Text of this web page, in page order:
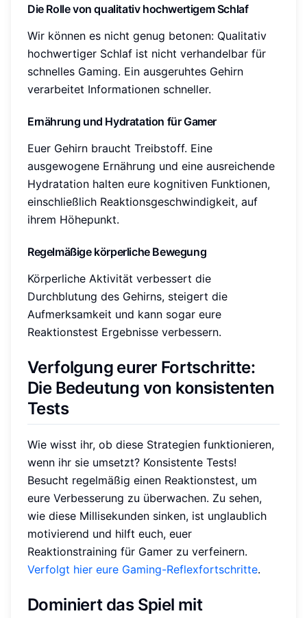
Die Rolle von qualitativ hochwertigem Schlaf
Wir können es nicht genug betonen: Qualitativ
hochwertiger Schlaf ist nicht verhandelbar für
schnelles Gaming. Ein ausgeruhtes Gehirn
verarbeitet Informationen schneller.
Ernährung und Hydratation für Gamer
Euer Gehirn braucht Treibstoff. Eine
ausgewogene Ernährung und eine ausreichende
Hydratation halten eure kognitiven Funktionen,
einschließlich Reaktionsgeschwindigkeit, auf
ihrem Höhepunkt.
Regelmäßige körperliche Bewegung
Körperliche Aktivität verbessert die
Durchblutung des Gehirns, steigert die
Aufmerksamkeit und kann sogar eure
Reaktionstest Ergebnisse verbessern.
Verfolgung eurer Fortschritte:
Die Bedeutung von konsistenten
Tests
Wie wisst ihr, ob diese Strategien funktionieren,
wenn ihr sie umsetzt? Konsistente Tests!
Besucht regelmäßig einen Reaktionstest, um
eure Verbesserung zu überwachen. Zu sehen,
wie diese Millisekunden sinken, ist unglaublich
motivierend und hilft euch, euer
Reaktionstraining für Gamer zu verfeinern.
Verfolgt hier eure Gaming-Reflexfortschritte.
Dominiert das Spiel mit